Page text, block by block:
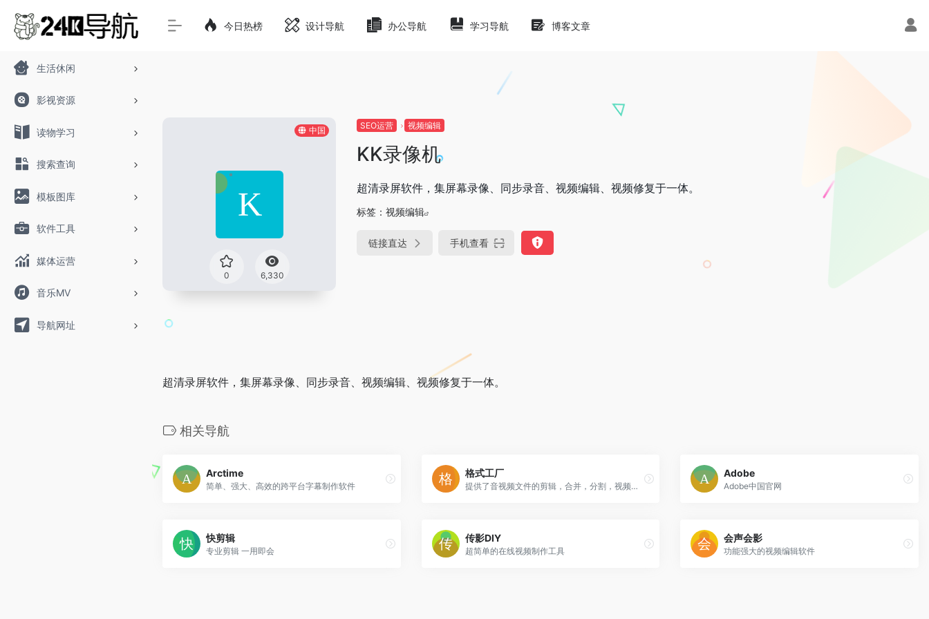
生活休闲
影视资源
读物学习
搜索查询
模板图库
软件工具
媒体运营
音乐MV
导航网址
今日热榜 设计导航 办公导航 学习导航 博客文章
中国
0 6,330
SEO运营 视频编辑
KK录像机
超清录屏软件，集屏幕录像、同步录音、视频编辑、视频修复于一体。
标签： 视频编辑
链接直达 手机查看
超清录屏软件，集屏幕录像、同步录音、视频编辑、视频修复于一体。
相关导航
Arctime
简单、强大、高效的跨平台字幕制作软件
格式工厂
提供了音视频文件的剪辑，合并，分割，视频文件的混流，裁剪和去水印。
Adobe
Adobe中国官网
快剪辑
专业剪辑 一用即会
传影DIY
超简单的在线视频制作工具
会声会影
功能强大的视频编辑软件